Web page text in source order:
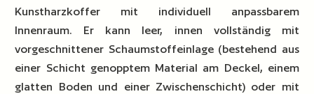
Kunstharzkoffer mit individuell anpassbarem
Innenraum. Er kann leer, innen vollständig mit
vorgeschnittener Schaumstoffeinlage (bestehend aus
einer Schicht genopptem Material am Deckel, einem
glatten Boden und einer Zwischenschicht) oder mit